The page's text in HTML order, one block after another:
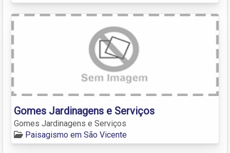
Gomes Jardinagens e Serviços
Gomes Jardinagens e Serviços
Paisagismo em São Vicente